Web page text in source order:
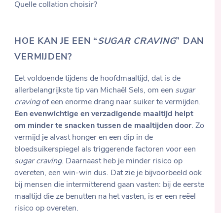
Quelle collation choisir?
HOE KAN JE EEN “SUGAR CRAVING” DAN
VERMIJDEN?
Eet voldoende tijdens de hoofdmaaltijd, dat is de
allerbelangrijkste tip van Michaël Sels, om een sugar
cravingof een enorme drang naar suiker te vermijden.
Een evenwichtige en verzadigende maaltijd helpt
om minder te snacken tussen de maaltijden door. Zo
vermijd je alvast honger en een dip in de
bloedsuikerspiegel als triggerende factoren voor een
sugar craving. Daarnaast heb je minder risico op
overeten, een win-win dus. Dat zie je bijvoorbeeld ook
bij mensen die intermitterend gaan vasten: bij de eerste
maaltijd die ze benutten na het vasten, is er een reëel
risico op overeten.